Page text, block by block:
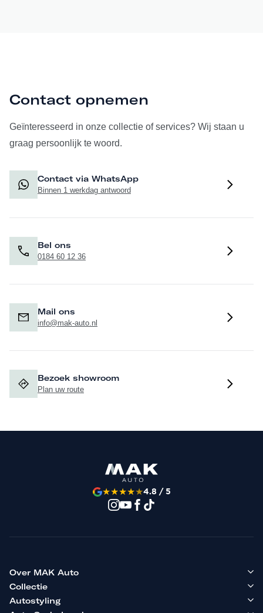
Contact opnemen
Geïnteresseerd in onze collectie of services? Wij staan u
graag persoonlijk te woord.
Contact via WhatsApp
Binnen 1 werkdag antwoord
Bel ons
0184 60 12 36
Mail ons
info@mak-auto.nl
Bezoek showroom
Plan uw route
★★★★★4.8 / 5
Over MAK Auto
Collectie
Autostyling